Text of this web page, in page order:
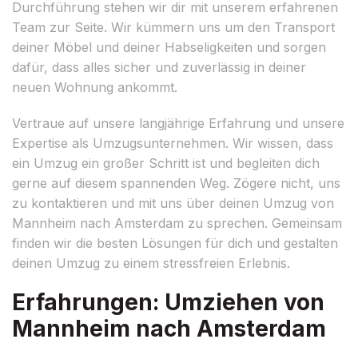
Durchführung stehen wir dir mit unserem erfahrenen
Team zur Seite. Wir kümmern uns um den Transport
deiner Möbel und deiner Habseligkeiten und sorgen
dafür, dass alles sicher und zuverlässig in deiner
neuen Wohnung ankommt.
Vertraue auf unsere langjährige Erfahrung und unsere
Expertise als Umzugsunternehmen. Wir wissen, dass
ein Umzug ein großer Schritt ist und begleiten dich
gerne auf diesem spannenden Weg. Zögere nicht, uns
zu kontaktieren und mit uns über deinen Umzug von
Mannheim nach Amsterdam zu sprechen. Gemeinsam
finden wir die besten Lösungen für dich und gestalten
deinen Umzug zu einem stressfreien Erlebnis.
Erfahrungen: Umziehen von
Mannheim nach Amsterdam